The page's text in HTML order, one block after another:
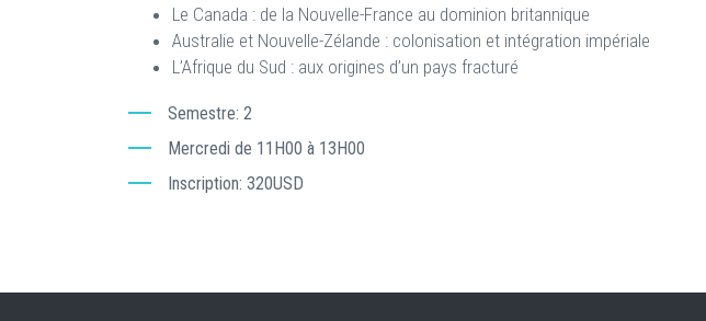
Le Canada : de la Nouvelle-France au dominion britannique
Australie et Nouvelle-Zélande : colonisation et intégration impériale
L’Afrique du Sud : aux origines d’un pays fracturé
Semestre 2
Mercredi de 11H00 à 13H00
Inscription 320USD